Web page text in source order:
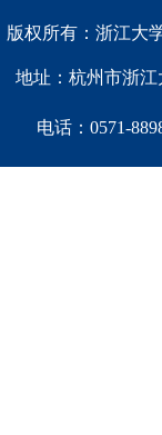
版权所有：浙江大
地址：杭州市浙江
电话：0571-